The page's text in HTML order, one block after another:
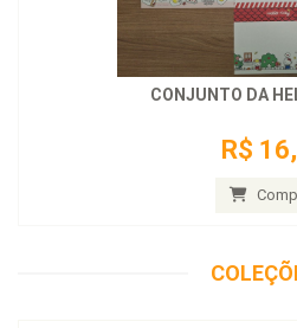
CONJUNTO DA
R$